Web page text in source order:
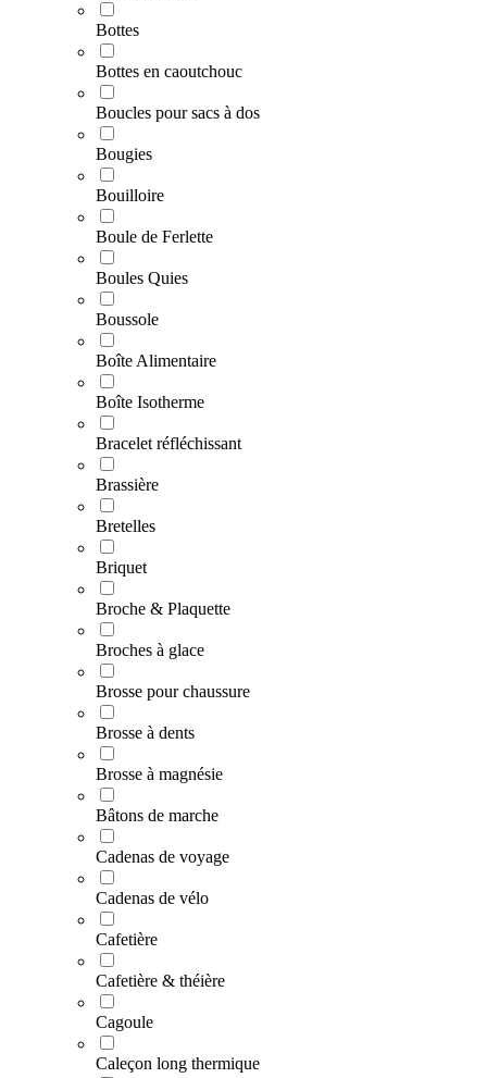
Bottes
Bottes en caoutchouc
Boucles pour sacs à dos
Bougies
Bouilloire
Boule de Ferlette
Boules Quies
Boussole
Boîte Alimentaire
Boîte Isotherme
Bracelet réfléchissant
Brassière
Bretelles
Briquet
Broche & Plaquette
Broches à glace
Brosse pour chaussure
Brosse à dents
Brosse à magnésie
Bâtons de marche
Cadenas de voyage
Cadenas de vélo
Cafetière
Cafetière & théière
Cagoule
Caleçon long thermique